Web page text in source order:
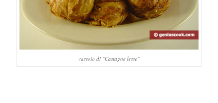
vassoio di "Castagne lesse"